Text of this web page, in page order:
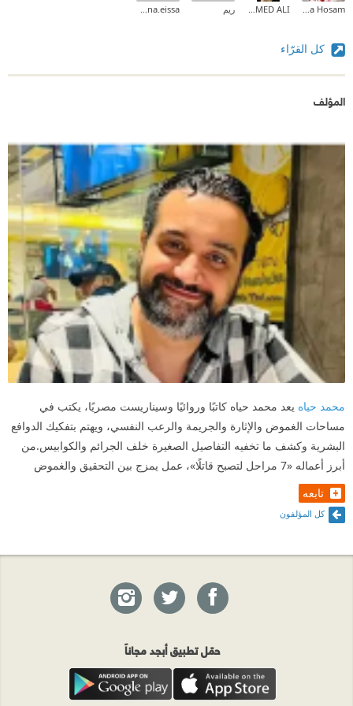
ريم
كل القرّاء
المؤلف
محمد حياه يعد محمد حياه كاتبًا وروائيًا وسيناريست مصريًا، يكتب في
مساحات الغموض والإثارة والجريمة والرعب النفسي، ويهتم بتفكيك الدوافع
البشرية وكشف ما تخفيه التفاصيل الصغيرة خلف الجرائم والكوابيس.من
أبرز أعماله «7 مراحل لتصبح قاتلًا»، عمل يمزج بين التحقيق والغموض
تابعه
كل المؤلفون
حمّل تطبيق أبجد مجاناً